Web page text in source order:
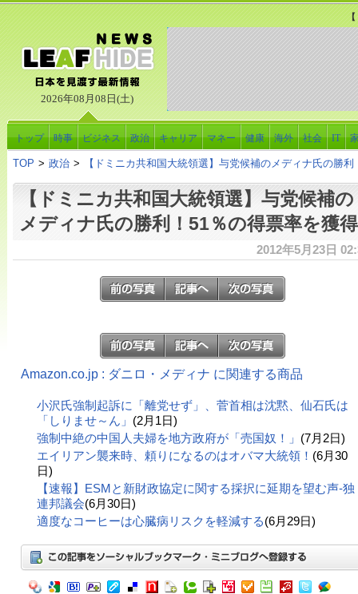
2026年08月08日(土)
【
トップ 時事 ビジネス 政治 キャリア マネー 健康 海外 社会 IT
TOP > 政治 > 【ドミニカ共和国大統領選】与党候補のメディナ氏の勝
【ドミニカ共和国大統領選】与党候補の
メディナ氏の勝利！51％の得票率を獲得
2012年5月23日
Amazon.co.jp : ダニロ・メディナ に関連する商品
小沢氏強制起訴に「離党せず」、菅首相は沈黙、仙石氏は
「しりませ～ん」 (2月1日)
強制中絶の中国人夫婦を地方政府が「売国奴！」 (7月2日)
エイリアン襲来時、頼りになるのはオバマ大統領！ (6月30
日)
【速報】ESMと新財政協定に関する採択に延期を望む声-独
連邦議会(6月30日)
適度なコーヒーは心臓病リスクを軽減する(6月29日)